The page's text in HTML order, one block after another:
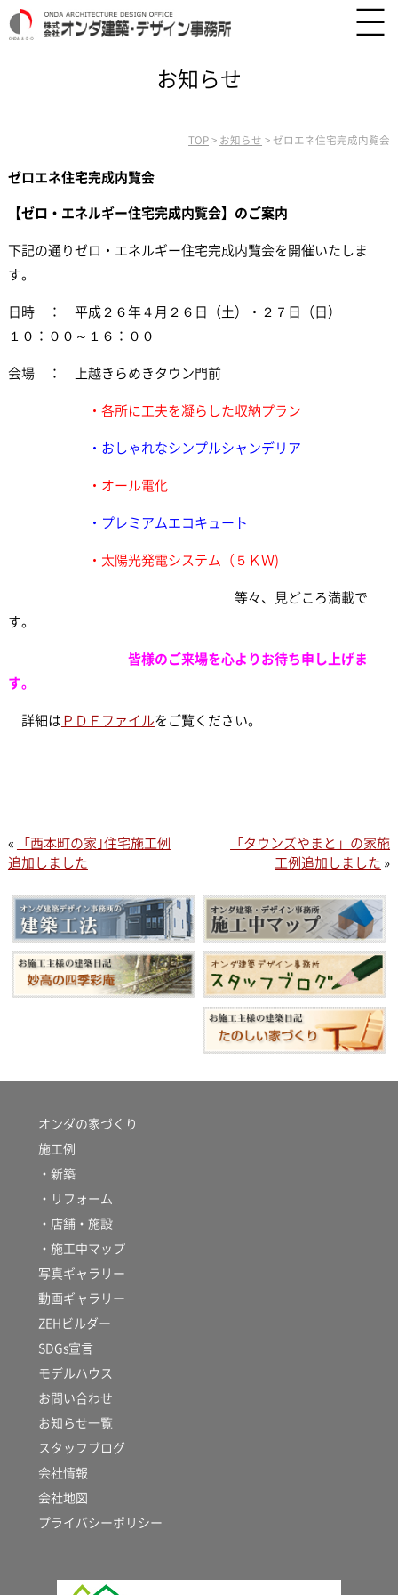
お知らせ
TOP > お知らせ > ゼロエネ住宅完成内覧会
ゼロエネ住宅完成内覧会
【ゼロ・エネルギー住宅完成内覧会】のご案内
下記の通りゼロ・エネルギー住宅完成内覧会を開催いたしま
す。
日時 ： 平成２６年４月２６日（土）・２７日（日）
１０：００～１６：００
会場 ： 上越きらめきタウン門前
・各所に工夫を凝らした収納プラン
・おしゃれなシンプルシャンデリア
・オール電化
・プレミアムエコキュート
・太陽光発電システム（５ＫＷ)
等々、見どころ満載で
す。
皆様のご来場を心よりお待ち申し上げま
す。
詳細 は ＰＤＦファイルをご覧ください。
«
「西本町の家｣住宅施工例
追加しました
「タウンズやまと」の家施
工例追加しました »
オンダの家づくり
施工例
・新築
・リフォーム
・店舗・施設
・施工中マップ
写真ギャラリー
動画ギャラリー
ZEHビルダー
SDGs宣言
モデルハウス
お問い合わせ
お知らせ一覧
スタッフブログ
会社情報
会社地図
プライバシーポリシー